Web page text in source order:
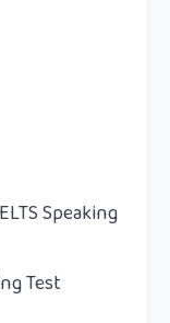
Speaking
Test